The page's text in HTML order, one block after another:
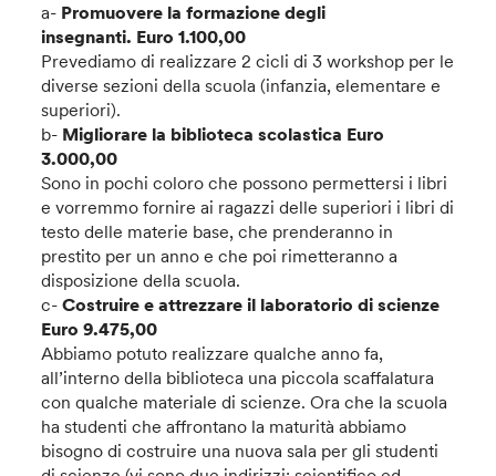
a- Promuovere la formazione degli
insegnanti. Euro 1.100,00
Prevediamo di realizzare 2 cicli di 3 workshop per le
diverse sezioni della scuola (infanzia, elementare e
superiori).
b- Migliorare la biblioteca scolastica Euro
3.000,00
Sono in pochi coloro che possono permettersi i libri
e vorremmo fornire ai ragazzi delle superiori i libri di
testo delle materie base, che prenderanno in
prestito per un anno e che poi rimetteranno a
disposizione della scuola.
c-Costruire e attrezzare il laboratorio di scienze
Euro 9.475,00
Abbiamo potuto realizzare qualche anno fa,
all’interno della biblioteca una piccola scaffalatura
con qualche materiale di scienze. Ora che la scuola
ha studenti che affrontano la maturità abbiamo
bisogno di costruire una nuova sala per gli studenti